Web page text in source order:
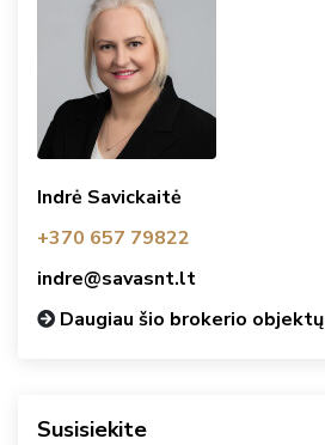
Indrė Savickaitė
+370 657 79822
indre@savasnt.lt
Daugiau šio brokerio objektų
Susisiekite